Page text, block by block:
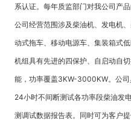
系认证。每年质监部门对我公司产品
公司经营范围涉及柴油机、发电机
动式拖车、移动电源车、集装箱式
机组具有先进的四保护、自启动自
能，功率覆盖3KW-3000KW。公
24小时不间断测试各功率段柴油发
测调试数据报告表。同时可为客户